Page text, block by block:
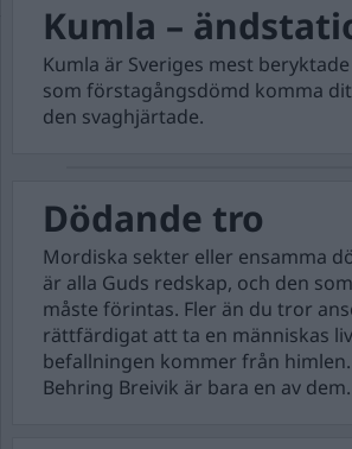
Kumla –
Kumla är Sveriges mest
som förstagångsdömd komma
den svaghjärtade.
Dödande tro
Mordiska sekter eller ensamma
är alla Guds redskap, och den
måste förintas. Fler än du tror
rättfärdigat att ta en människas
befallningen kommer från
Behring Breivik är bara en av dem.